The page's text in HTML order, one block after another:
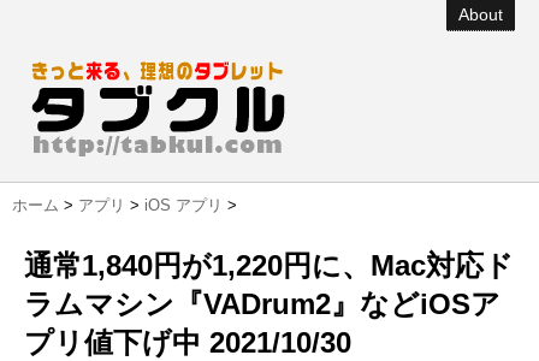
About
ホーム > アプリ > iOS アプリ >
通常1,840円が1,220円に、Mac対応ド
ラムマシン『VADrum2』などiOSア
プリ値下げ中 2021/10/30